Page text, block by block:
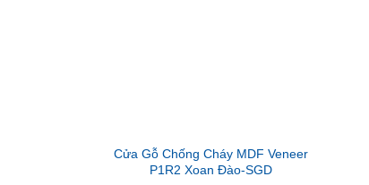
Cửa Gỗ Chống Cháy MDF Veneer
P1R2 Xoan Đào-SGD